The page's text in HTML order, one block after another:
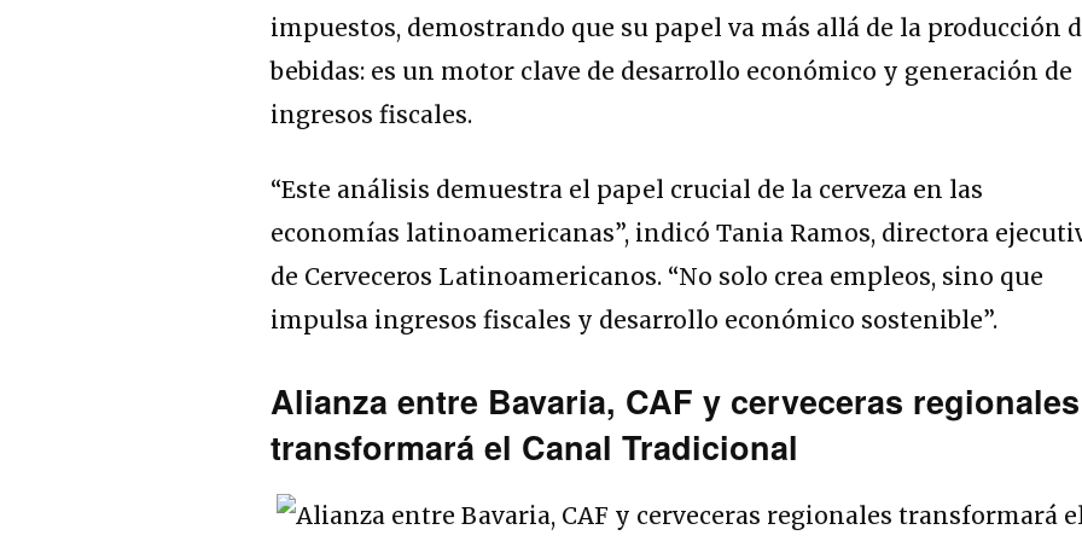
impuestos, demostrando que su papel va más allá de la producción
bebidas: es un motor clave de desarrollo económico y generación de
ingresos fiscales.
“Este análisis demuestra el papel crucial de la cerveza en las
economías latinoamericanas”, indicó Tania Ramos, directora
de Cerveceros Latinoamericanos. “No solo crea empleos, sino que
impulsa ingresos fiscales y desarrollo económico sostenible”.
Alianza entre Bavaria, CAF y cerveceras regionales
transformará el Canal Tradicional